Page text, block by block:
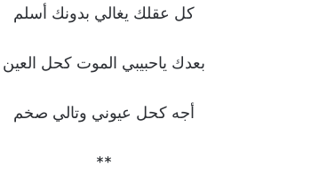
كل عقلك يغالي بدونك أسلم
بعدك ياحبيبي الموت كحل العين
أجه كحل عيوني وتالي صخم
**